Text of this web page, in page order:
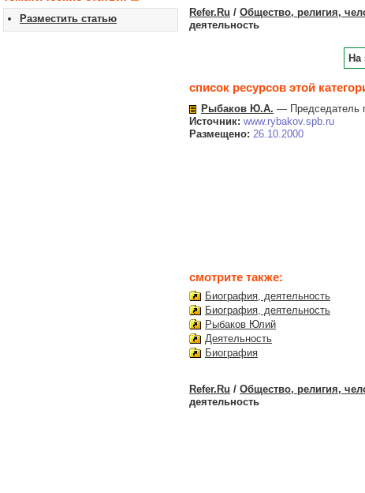
Разместить статью
Refer.Ru / Общество, религия,
деятельность
На
список ресурсов этой
Рыбаков Ю.А. — Председатель
Источник: www.rybakov.spb.ru
Размещено: 26.10.2000
смотрите также:
Биография, деятельность
Биография, деятельность
Рыбаков Юлий
Деятельность
Биография
Refer.Ru / Общество, религия,
деятельность